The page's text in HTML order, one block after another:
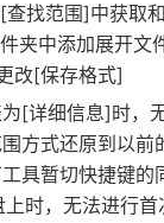
找范围]中获取
夹中添加展开文
改[保存格式]
[详细信息]时，
方式还原到以前
具暂切快捷键
时，无法进行